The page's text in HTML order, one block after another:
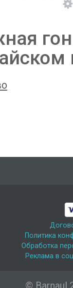
Политика
Обработка
Реклама в